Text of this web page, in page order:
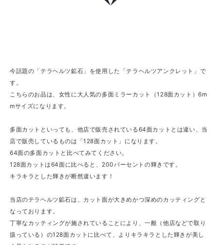
今話題の「テラヘルツ鉱石」を使用した「テラヘルツアンクレット」で
す。
こちらのお品は、女性に大人気の多面ミラーカット（128面カット）6m
mサイズになります。
多面カットといっても、他店で販売されている64面カットとは違い、当
店で販売しているものは「128面カット」になります。
64面の多面カットと比べてみてください。
128面カットは64面に比べると、200パーセントの輝きです。
キラキラとした輝きが断然違います！
当店のテラヘルツ鉱石は、カット面が大きめかつ深めのカッティングと
なっております。
丁寧なカッティングが施されていることにより、一般（他店などで取り
扱っている）の128面カットに比べて、よりキラキラとした輝きが美し